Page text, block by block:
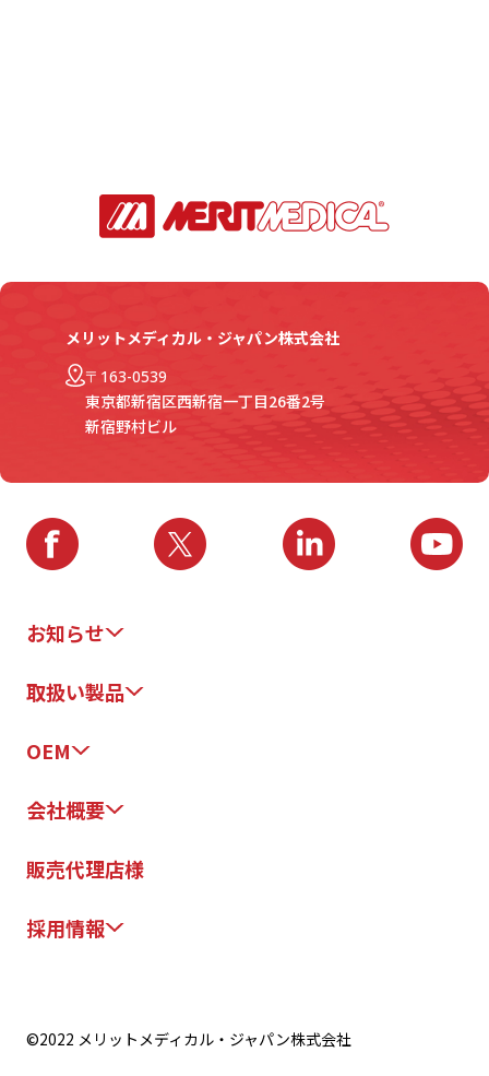
メリットメディカル・ジャパン株式会社
〒163-0539
東京都新宿区西新宿一丁目26番2号
新宿野村ビル
お知らせ
取扱い製品
OEM
会社概要
販売代理店様
採用情報
©2022 メリットメディカル・ジャパン株式会社